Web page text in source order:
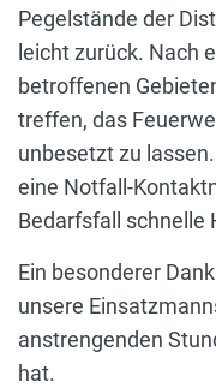
Pegelstände der
leicht zurück. Nach
betroffenen
treffen, das
unbesetzt zu
eine Notfall-
Bedarfsfall schnelle
Ein besonderer
unsere
anstrengenden
hat.